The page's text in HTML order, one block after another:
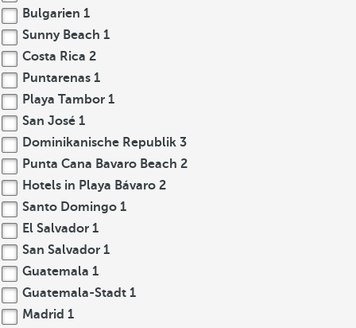
Bulgarien 1
Sunny Beach 1
Costa Rica 2
Puntarenas 1
Playa Tambor 1
San José 1
Dominikanische Republik 3
Punta Cana Bavaro Beach 2
Hotels in Playa Bávaro 2
Santo Domingo 1
El Salvador 1
San Salvador 1
Guatemala 1
Guatemala-Stadt 1
Madrid 1